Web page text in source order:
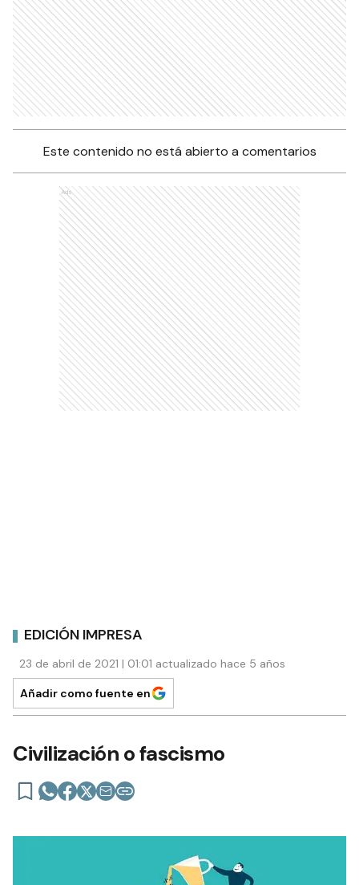
Este contenido no está abierto a comentarios
Ads
EDICIÓN IMPRESA
23 de abril de 2021 | 01:01 actualizado hace 5 años
Añadir como fuente en
Civilización o fascismo